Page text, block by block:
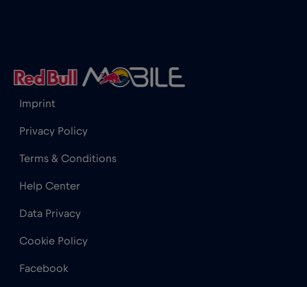
Imprint
Privacy Policy
Terms & Conditions
Help Center
Data Privacy
Cookie Policy
Facebook